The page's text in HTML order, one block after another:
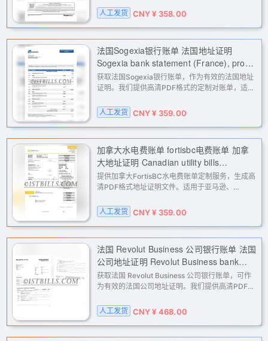
审验证、KYC认证及地址证明，解决各类账户验证
与申诉难题。
人工发货 CNY ¥ 358.00
法国Sogexia银行账单 法国地址证明
Sogexia bank statement (France), proof
of French address
获取法国Sogexia银行账单，作为有效的法国地址
证明。我们提供高清PDF格式的定制对账单，适用
验证、KYC认证及账户解封。专业、快速，解决您
的跨境业务地址证明难题。
人工发货 CNY ¥ 359.00
加拿大水电费账单 fortisbc电费账单 加拿
大地址证明 Canadian utility bills
(FortisBC electricity bill), Canadian
address proof
提供加拿大FortisBC水电费账单定制服务，生成高
清PDF格式地址证明文件。适用于亚马逊、
认证及地址核验，解决各类账户因地址问题导致的
限制。下单后人工处理，通过电子邮件
人工发货 CNY ¥ 359.00
法国 Revolut Business 公司银行账单 法国
公司地址证明 Revolut Business bank
statement (France), French company
address proof
获取法国 Revolut Business 公司银行账单，可作
为有效的法国公司地址证明。我们提供高清PDF格
Stripe、PayPal等平台的二审、KYC及地址验证需
求，助您轻松应对账户审核与申诉。
人工发货 CNY ¥ 468.00